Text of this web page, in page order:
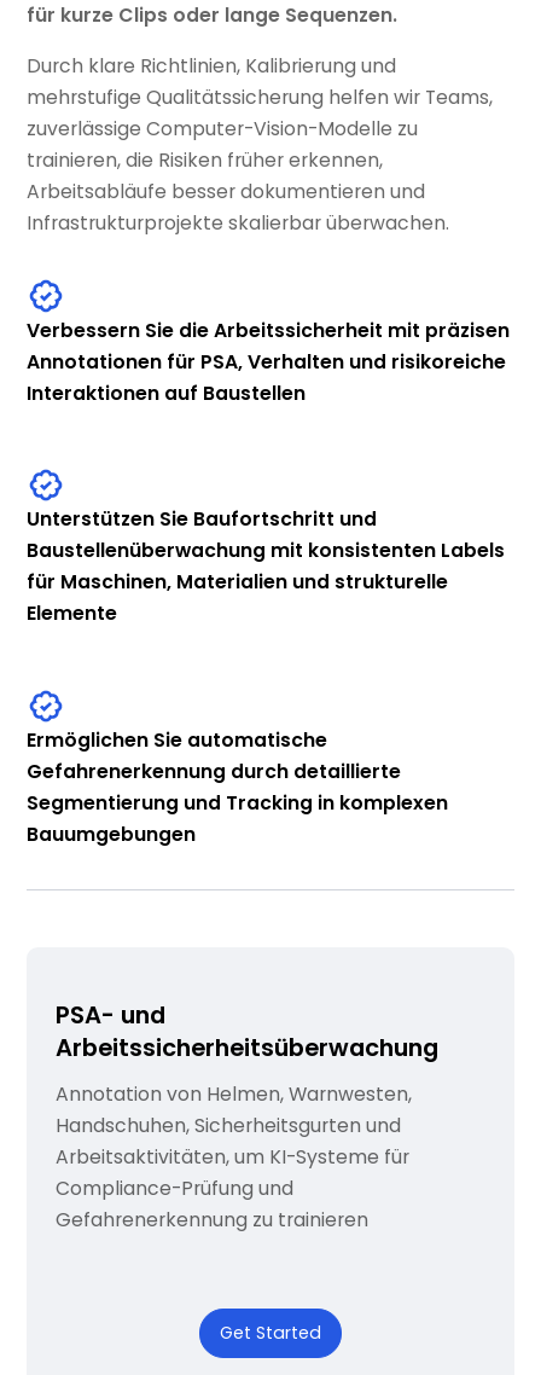
für kurze Clips oder lange Sequenzen.
Durch klare Richtlinien, Kalibrierung und
mehrstufige Qualitätssicherung helfen wir Teams,
zuverlässige Computer-Vision-Modelle zu
trainieren, die Risiken früher erkennen,
Arbeitsabläufe besser dokumentieren und
Infrastrukturprojekte skalierbar überwachen.
Verbessern Sie die Arbeitssicherheit mit präzisen
Annotationen für PSA, Verhalten und risikoreiche
Interaktionen auf Baustellen
Unterstützen Sie Baufortschritt und
Baustellenüberwachung mit konsistenten Labels
für Maschinen, Materialien und strukturelle
Elemente
Ermöglichen Sie automatische
Gefahrenerkennung durch detaillierte
Segmentierung und Tracking in komplexen
Bauumgebungen
PSA- und
Arbeitssicherheitsüberwachung
Annotation von Helmen, Warnwesten,
Handschuhen, Sicherheitsgurten und
Arbeitsaktivitäten, um KI-Systeme für
Compliance-Prüfung und
Gefahrenerkennung zu trainieren
Get Started